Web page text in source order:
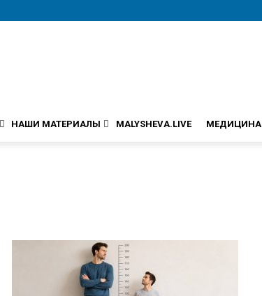
НАШИ МАТЕРИАЛЫ MALYSHEVA.LIVE МЕДИЦИНА